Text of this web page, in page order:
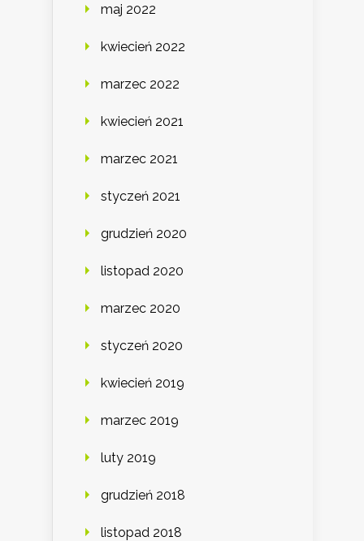
maj 2022
kwiecień 2022
marzec 2022
kwiecień 2021
marzec 2021
styczeń 2021
grudzień 2020
listopad 2020
marzec 2020
styczeń 2020
kwiecień 2019
marzec 2019
luty 2019
grudzień 2018
listopad 2018